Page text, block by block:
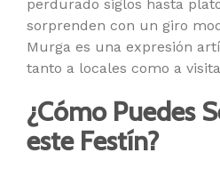
perdurado siglos hasta
sorprenden con un giro
Murga es una expresión
tanto a locales como a
¿Cómo Puedes
este Festín?